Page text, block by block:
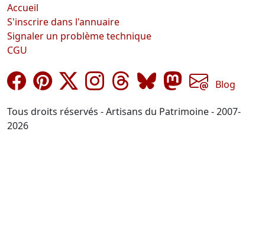
Accueil
S'inscrire dans l'annuaire
Signaler un problème technique
CGU
Blog
Tous droits réservés - Artisans du Patrimoine - 2007-
2026